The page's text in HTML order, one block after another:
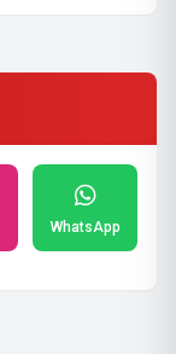
WhatsApp